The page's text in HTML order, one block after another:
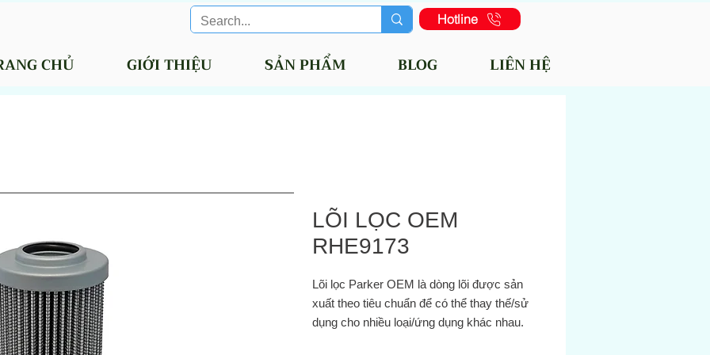
Hotline
CHỦ GIỚI THIỆU SẢN PHẨM BLOG LIÊN HỆ
LÕI LỌC OEM
RHE9173
Lõi lọc Parker OEM là dòng lõi được sản
xuất theo tiêu chuẩn để có thể thay thế/sử
dụng cho nhiều loại/ứng dụng khác nhau.